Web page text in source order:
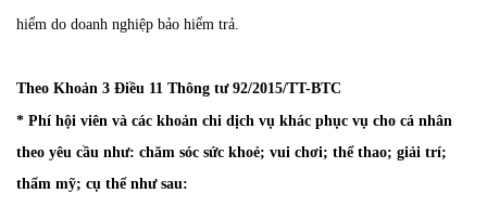
hiểm do doanh nghiệp bảo hiểm trả.
Theo Khoản 3 Điều 11 Thông tư 92/2015/TT-BTC
* Phí hội viên và các khoản chi dịch vụ khác phục vụ cho cá nhân
theo yêu cầu như: chăm sóc sức khoẻ; vui chơi; thể thao; giải trí;
thẩm mỹ; cụ thể như sau: